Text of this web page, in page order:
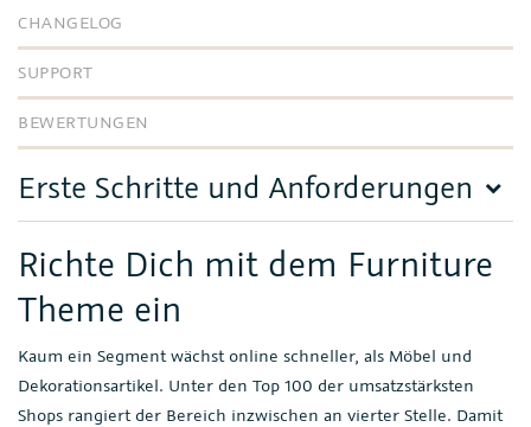
CHANGELOG
SUPPORT
BEWERTUNGEN
Erste Schritte und Anforderungen
Richte Dich mit dem Furniture
Theme ein
Kaum ein Segment wächst online schneller, als Möbel und
Dekorationsartikel. Unter den Top 100 der umsatzstärksten
Shops rangiert der Bereich inzwischen an vierter Stelle. Damit